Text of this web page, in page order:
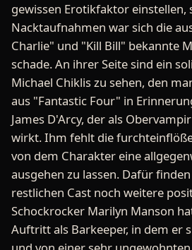
gewissen Erotikfaktor einstellen,
Nacktaufnahmen war sich die
Charlie" und "Kill Bill" bekannte
schade. An ihrer Seite sind ein
Michael Chiklis zu sehen, den
aus "Fantastic Four" in
James D'Arcy, der als
wirkt. Ihm fehlt die
von dem Charakter eine
ausgehen zu lassen. Dafür
restlichen Cast noch weitere
Schockrocker Marilyn Manson
Auftritt als Barkeeper, in dem er